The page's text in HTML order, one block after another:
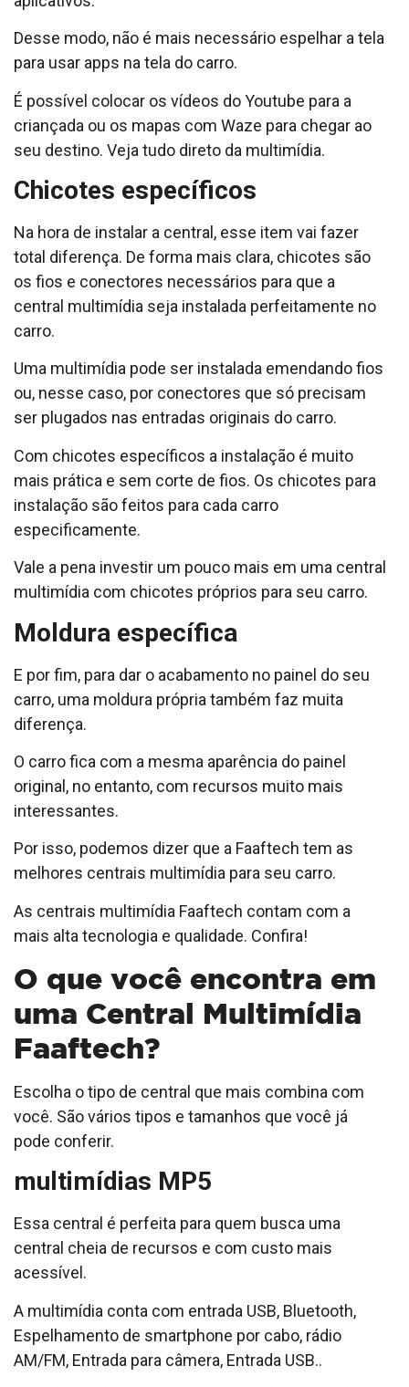
Desse modo, não é mais necessário espelhar a tela
para usar apps na tela do carro.
É possível colocar os vídeos do Youtube para a
criançada ou os mapas com Waze para chegar ao
seu destino. Veja tudo direto da multimídia.
Chicotes específicos
Na hora de instalar a central, esse item vai fazer
total diferença. De forma mais clara, chicotes são
os fios e conectores necessários para que a
central multimídia seja instalada perfeitamente no
carro.
Uma multimídia pode ser instalada emendando fios
ou, nesse caso, por conectores que só precisam
ser plugados nas entradas originais do carro.
Com chicotes específicos a instalação é muito
mais prática e sem corte de fios. Os chicotes para
instalação são feitos para cada carro
especificamente.
Vale a pena investir um pouco mais em uma central
multimídia com chicotes próprios para seu carro.
Moldura específica
E por fim, para dar o acabamento no painel do seu
carro, uma moldura própria também faz muita
diferença.
O carro fica com a mesma aparência do painel
original, no entanto, com recursos muito mais
interessantes.
Por isso, podemos dizer que a Faaftech tem as
melhores centrais multimídia para seu carro.
As centrais multimídia Faaftech contam com a
mais alta tecnologia e qualidade. Confira!
O que você encontra em
uma Central Multimídia
Faaftech?
Escolha o tipo de central que mais combina com
você. São vários tipos e tamanhos que você já
pode conferir.
multimídias MP5
Essa central é perfeita para quem busca uma
central cheia de recursos e com custo mais
acessível.
A multimídia conta com entrada USB, Bluetooth,
Espelhamento de smartphone por cabo, rádio
AM/FM, Entrada para câmera, Entrada USB..